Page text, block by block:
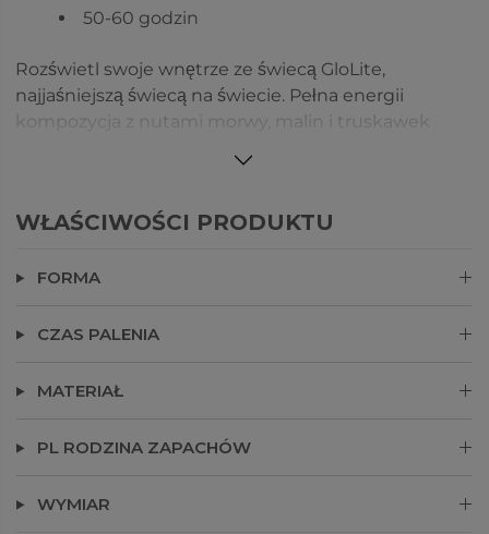
50-60 godzin
Rozświetl swoje wnętrze ze świecą GloLite,
najjaśniejszą świecą na świecie. Pełna energii
kompozycja z nutami morwy, malin i truskawek
technologia rozświetlenia zapewnia wyjątkowy,
świe.
WŁAŚCIWOŚCI PRODUKTU
FORMA
CZAS PALENIA
MATERIAŁ
PL RODZINA ZAPACHÓW
WYMIAR